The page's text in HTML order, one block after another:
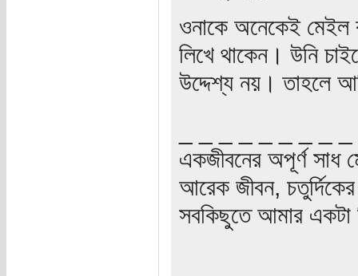
ওনাকে অনেকেই
লিখে থাকেন। উনি
উদ্দেশ্য নয়। তাহলে
একজীবনের অপূর্ণ সাধ
আরেক জীবন, চতুর্দিকের
সবকিছুতে আমার একটা